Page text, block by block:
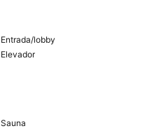
Entrada/lobby
Elevador
Sauna